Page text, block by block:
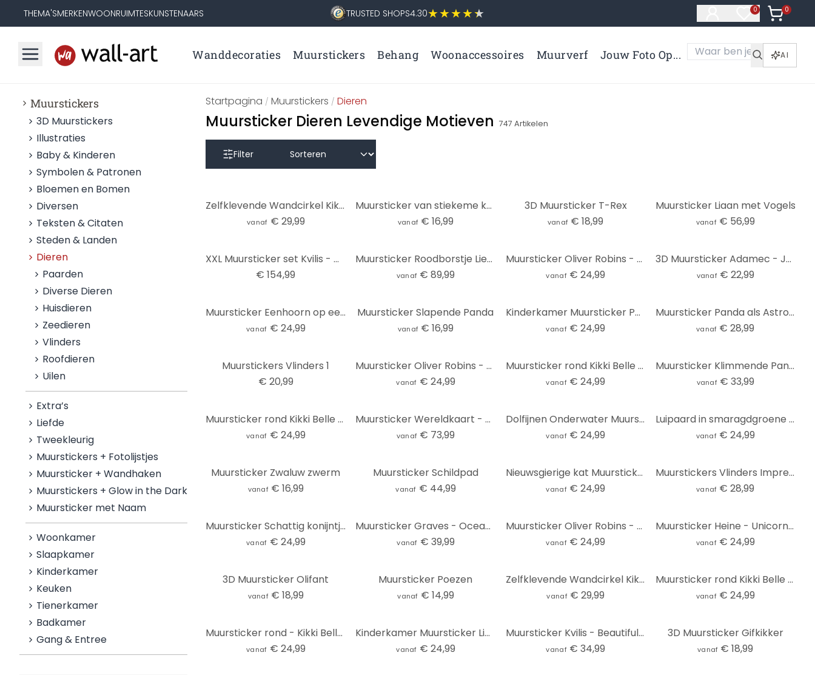
THEMA'SMERKENWOONRUIMTESKUNSTENAARS TRUSTED SHOPS4.30 0
Artikelen in
0
Artikelen
Wanddecoraties Muurstickers Behang Woonaccessoires Muurverf Jouw Foto Op... AI
Muurstickers
3D Muurstickers
Illustraties
Baby & Kinderen
Symbolen & Patronen
Bloemen en Bomen
Diversen
Teksten & Citaten
Steden & Landen
Dieren
Paarden
Diverse Dieren
Huisdieren
Zeedieren
Vlinders
Roofdieren
Uilen
Extra’s
Liefde
Tweekleurig
Muurstickers + Fotolijstjes
Muursticker + Wandhaken
Muurstickers + Glow in the Dark
Muursticker met Naam
Woonkamer
Slaapkamer
Kinderkamer
Keuken
Tienerkamer
Badkamer
Gang & Entree
Startpagina / Muurstickers / Dieren
Muursticker Dieren Levendige Motieven 747 Artikelen
Filter
Zelfklevende Wandcirkel Kikki Belle - Jungle Jive
vanaf € 29,99
Muursticker van stiekeme kat - Graves
vanaf € 16,99
3D Muursticker T-Rex
vanaf € 18,99
Muursticker Liaan met Vogels
vanaf € 56,99
XXL Muursticker set Kvilis - Onderwater (53-delig)
€ 154,99
Muursticker Roodborstje Lievelingsplek
vanaf € 89,99
Muursticker Oliver Robins - Animals and Palm Trees
vanaf € 24,99
3D Muursticker Adamec - Jonge Vos
vanaf € 22,99
Muursticker Eenhoorn op een kleurrijke bloemenweide - Bonne Müller
vanaf € 24,99
Muursticker Slapende Panda
vanaf € 16,99
Kinderkamer Muursticker Paarden in de bloemenweide - Kikki Belle - Rond
vanaf € 24,99
Muursticker Panda als Astronaut
vanaf € 28,99
Muurstickers Vlinders 1
€ 20,99
Muursticker Oliver Robins - Kleurrijke boerderij met dieren
vanaf € 24,99
Muursticker rond Kikki Belle - Plezier in het Bos
vanaf € 24,99
Muursticker Klimmende Panda
vanaf € 33,99
Muursticker rond Kikki Belle - Zoeken in de Jungle
vanaf € 24,99
Muursticker Wereldkaart - Travel the World
vanaf € 73,99
Dolfijnen Onderwater Muursticker - Rond
vanaf € 24,99
Luipaard in smaragdgroene jungle Muursticker - Manovski - Rond
vanaf € 24,99
Muursticker Zwaluw zwerm
vanaf € 16,99
Muursticker Schildpad
vanaf € 44,99
Nieuwsgierige kat Muursticker - Korenkova - Rond
vanaf € 24,99
Muurstickers Vlinders Impressie
vanaf € 28,99
Muursticker Schattig konijntje met kamillebloemen - Korenkova - Rond
vanaf € 24,99
Muursticker Graves - Ocean Life
vanaf € 39,99
Muursticker Oliver Robins - Ark van Noach
vanaf € 24,99
Muursticker Heine - Unicorn Magic
vanaf € 24,99
3D Muursticker Olifant
vanaf € 18,99
Muursticker Poezen
vanaf € 14,99
Zelfklevende Wandcirkel Kikki Belle - Jungle Cats
vanaf € 29,99
Muursticker rond Kikki Belle - Animal Adventure
vanaf € 24,99
Muursticker rond - Kikki Belle - Pirate Bay
vanaf € 24,99
Kinderkamer Muursticker Lieve kat in de struik - Korenkova - Rond
vanaf € 24,99
Muursticker Kvilis - Beautiful Butterflies (set van 10)
vanaf € 34,99
3D Muursticker Gifkikker
vanaf € 18,99